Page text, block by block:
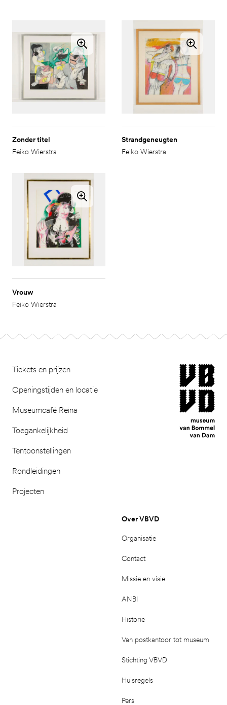
Zonder titel
Feiko Wierstra
Strandgeneugten
Feiko Wierstra
Vrouw
Feiko Wierstra
Tickets en prijzen
Openingstijden en locatie
Museumcafé Reina
Toegankelijkheid
Tentoonstellingen
Rondleidingen
Projecten
museum van
Over VBVD
Organisatie
Contact
Missie en visie
ANBI
Historie
Van postkantoor tot museum
Stichting VBVD
Huisregels
Pers